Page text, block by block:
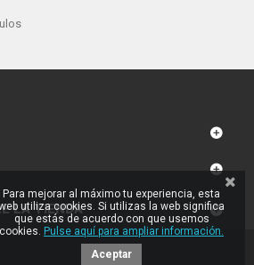
LA TIENDA
Para mejorar al máximo tu experiencia, esta
utiliza cookies. Si utilizas la web significa
que estás de acuerdo con que usemos
cookies. Pulse aquí para ampliar información.
Aceptar